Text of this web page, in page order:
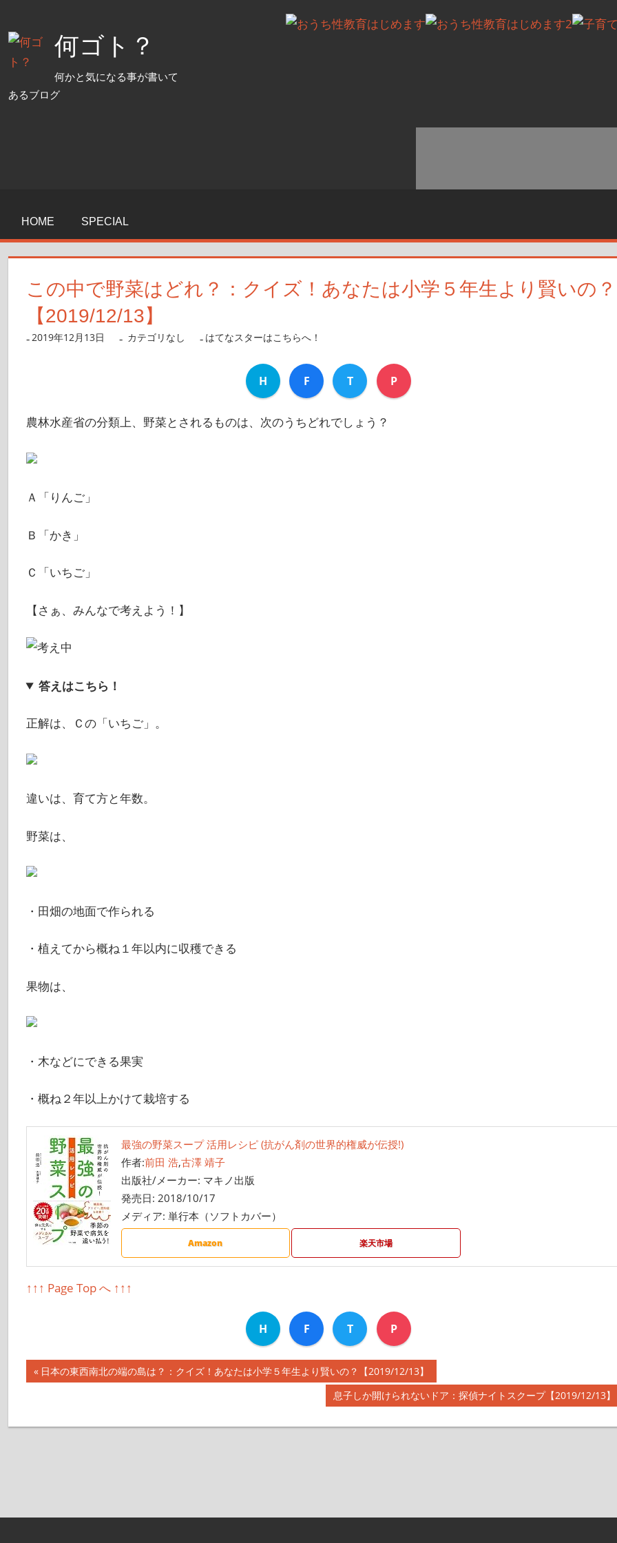
ン
ツ
何ゴト？
何かと気になる事が書いて
あるブログ
HOME SPECIAL
この中で野菜はどれ？：クイズ！あなたは小学５年生より賢いの？
【2019/12/13】
2019年12月13日 nanigoto
カテゴリなし はてなスターはこちらへ！
H F T P
農林水産省の分類上、野菜とされるものは、次のうちどれでしょう？
Ａ「りんご」
Ｂ「かき」
Ｃ「いちご」
【さぁ、みんなで考えよう！】
答えはこちら！
正解は、Ｃの「いちご」。
違いは、育て方と年数。
野菜は、
・田畑の地面で作られる
・植えてから概ね１年以内に収穫できる
果物は、
・木などにできる果実
・概ね２年以上かけて栽培する
最強の野菜スープ 活用レシピ (抗がん剤の世界的権威が伝授!)
作者:前田 浩,古澤 靖子
出版社/メーカー: マキノ出版
発売日: 2018/10/17
メディア: 単行本（ソフトカバー）
Amazon 楽天市場
↑↑↑ Page Top へ ↑↑↑
H F T P
投
ー
前
日本の東西南北の端の島は？：クイズ！あなたは小学５年生より賢いの？【2019/12/13】
次
記
息子しか開けられないドア：探偵ナイトスクープ【2019/12/13】